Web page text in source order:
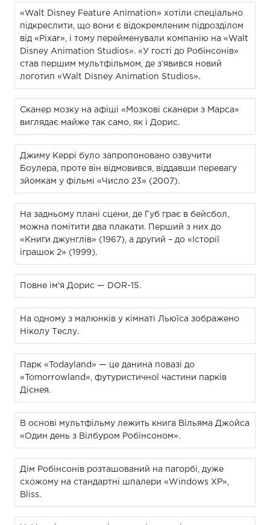
«Walt Disney Feature Animation» хотіли спеціально
підкреслити, що вони є відокремленим підрозділом
від «Pixar», і тому перейменували компанію на «Walt
Disney Animation Studios». «У гості до Робінсонів»
став першим мультфільмом, де з’явився новий
логотип «Walt Disney Animation Studios».
Сканер мозку на афіші «Мозкові сканери з Марса»
виглядає майже так само, як і Дорис.
Джиму Керрі було запропоновано озвучити
Боулера, проте він відмовився, віддавши перевагу
зйомкам у фільмі «Число 23» (2007).
На задньому плані сцени, де Губ грає в бейсбол,
можна помітити два плакати. Перший з них до
«Книги джунглів» (1967), а другий – до «Історії
іграшок 2» (1999).
Повне ім'я Дорис — DOR-15.
На одному з малюнків у кімнаті Льюїса зображено
Ніколу Теслу.
Парк «Todayland» — це данина повазі до
«Tomorrowland», футуристичної частини парків
Діснея.
В основі мультфільму лежить книга Вільяма Джойса
«Один день з Вілбуром Робінсоном».
Дім Робінсонів розташований на пагорбі, дуже
схожому на стандартні шпалери «Windows XP»,
Bliss.